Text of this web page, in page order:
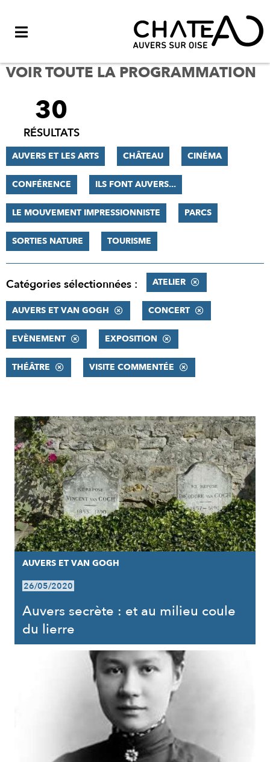
VOIR TOUTE LA PROGRAMMATION
FILTRER
RÉSULTATS
30
RÉSULTATS
AUVERS ET LES ARTS CHÂTEAU CINÉMA
CONFÉRENCE ILS FONT AUVERS...
LE MOUVEMENT IMPRESSIONNISTE PARCS
SORTIES NATURE TOURISME
Catégories sélectionnées : ATELIER
AUVERS ET VAN GOGH CONCERT
EVÈNEMENT EXPOSITION
THÉÂTRE VISITE COMMENTÉE
RÉSULTATS
AUVERS ET VAN GOGH
26/05/2020
Auvers secrète : et au milieu coule
du lierre